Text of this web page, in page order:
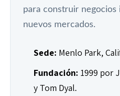
para construir
nuevos mercados.
Sede: Menlo Park,
Fundación: 1999 por
y Tom Dyal.